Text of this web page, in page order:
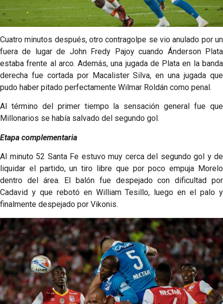
Cuatro minutos después, otro contragolpe se vio anulado por un
fuera de lugar de John Fredy Pajoy cuando Ánderson Plata
estaba frente al arco. Además, una jugada de Plata en la banda
derecha fue cortada por Macalister Silva, en una jugada que
pudo haber pitado perfectamente Wilmar Roldán como penal.
Al término del primer tiempo la sensación general fue que
Millonarios se había salvado del segundo gol.
Etapa complementaria
Al minuto 52 Santa Fe estuvo muy cerca del segundo gol y de
liquidar el partido, un tiro libre que por poco empuja Morelo
dentro del área. El balón fue despejado con dificultad por
Cadavid y que rebotó en William Tesillo, luego en el palo y
finalmente despejado por Vikonis.